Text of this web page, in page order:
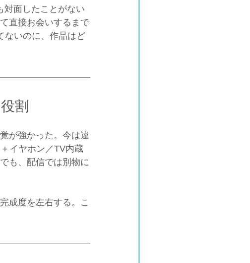
対面したことがない
直接お会いするまで
ないのに、作品はど
割
が強かった。今は違
イヤホン／TV内蔵
も、配信では別物に
成度を左右する。こ